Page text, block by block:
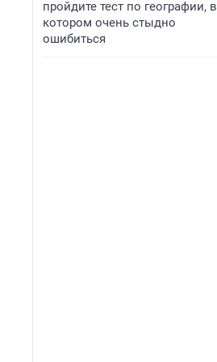
пройдите тест по географии, в
котором очень стыдно
ошибиться